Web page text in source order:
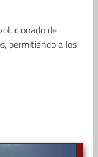
de
permitiendo a los